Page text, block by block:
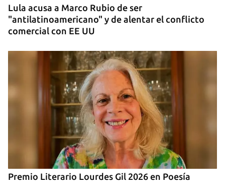
Lula acusa a Marco Rubio de ser
"antilatinoamericano" y de alentar el conflicto
comercial con EE UU
Premio Literario Lourdes Gil 2026 en Poesía